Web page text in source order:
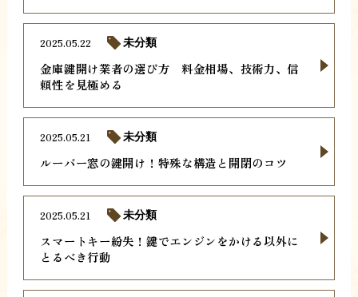
金庫鍵開け業者の選び方 料金相場、技術力、信
頼性を見極める
2025.05.22 未分類
ルーバー窓の鍵開け！特殊な構造と開閉のコツ
2025.05.21 未分類
スマートキー紛失！鍵でエンジンをかける以外に
とるべき行動
2025.05.21 未分類